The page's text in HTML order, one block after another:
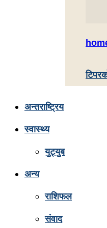
अन्तराष्ट्रिय
स्वास्थ्य
युट्युब
अन्य
राशिफल
संवाद